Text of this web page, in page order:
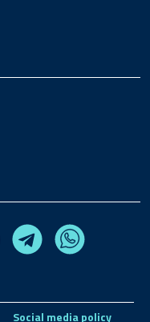
Youtube TelegramWhatsapp
Social media policy